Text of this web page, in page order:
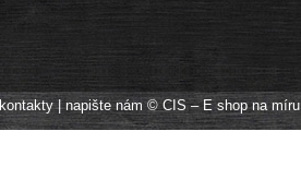
kontakty|napište nám © CIS – E shop na míru